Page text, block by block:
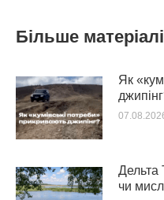
Більше
Як
Дельта
чи